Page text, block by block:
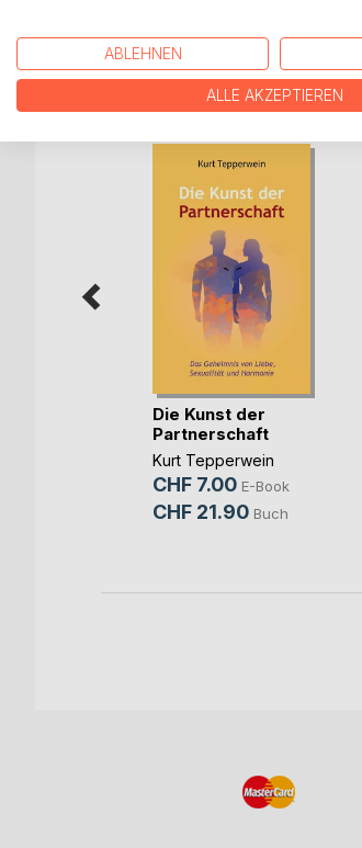
WEITERE
Die Kunst der
Partnerschaft
Kurt Tepperwein
CHF 7.00 E-Book
CHF 21.90 Buch
ABLEHNEN
ALLE AKZEPTIEREN